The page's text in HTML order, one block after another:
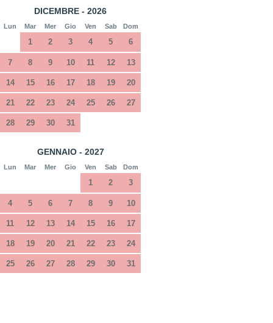
DICEMBRE - 2026
Lun Mar Mer Gio Ven Sab Dom
1 2 3 4 5 6
7 8 9 10 11 12 13
14 15 16 17 18 19 20
21 22 23 24 25 26 27
28 29 30 31
GENNAIO - 2027
Lun Mar Mer Gio Ven Sab Dom
1 2 3
4 5 6 7 8 9 10
11 12 13 14 15 16 17
18 19 20 21 22 23 24
25 26 27 28 29 30 31